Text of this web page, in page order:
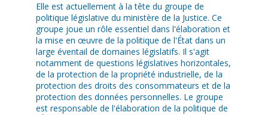
Elle est actuellement à la tête du groupe de
politique législative du ministère de la Justice. Ce
groupe joue un rôle essentiel dans l'élaboration et
la mise en œuvre de la politique de l'État dans un
large éventail de domaines législatifs. Il s'agit
notamment de questions législatives horizontales,
de la protection de la propriété industrielle, de la
protection des droits des consommateurs et de la
protection des données personnelles. Le groupe
est responsable de l'élaboration de la politique de